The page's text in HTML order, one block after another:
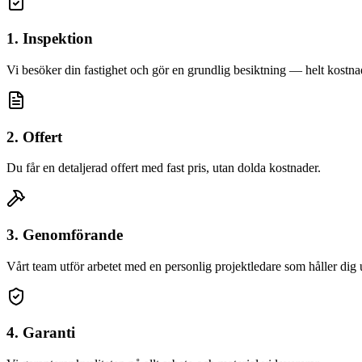
1. Inspektion
Vi besöker din fastighet och gör en grundlig besiktning — helt
2. Offert
Du får en detaljerad offert med fast pris, utan dolda kostnader.
3. Genomförande
Vårt team utför arbetet med en personlig projektledare som håller dig
4. Garanti